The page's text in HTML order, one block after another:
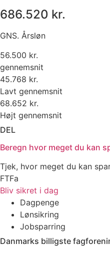
686.520 kr.
GNS. Årsløn
56.500 kr.
gennemsnit
45.768 kr.
Lavt gennemsnit
68.652 kr.
Højt gennemsnit
DEL
Beregn hvor meget du kan
Tjek, hvor meget du kan
FTFa
Bliv sikret i dag
Dagpenge
Lønsikring
Jobsparring
Danmarks billigste